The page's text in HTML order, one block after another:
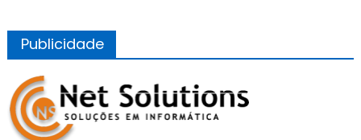
Publicidade